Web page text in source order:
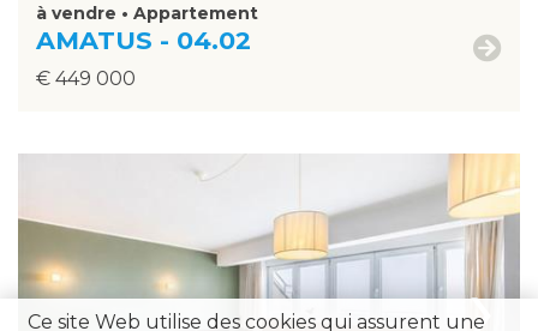
à vendre • Appartement
AMATUS - 04.02
€ 449 000
Ce site Web utilise des cookies qui assurent une